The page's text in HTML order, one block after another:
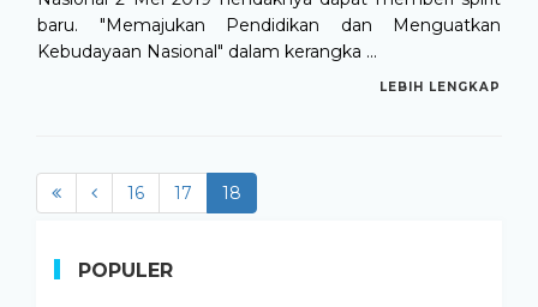
baru. "Memajukan Pendidikan dan Menguatkan
Kebudayaan Nasional" dalam kerangka ...
LEBIH LENGKAP
16 17 18
POPULER